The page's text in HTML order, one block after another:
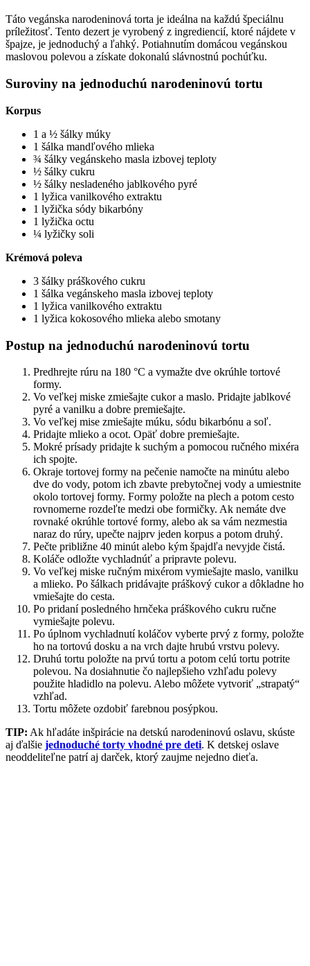
Táto vegánska narodeninová torta je ideálna na každú špeciálnu
príležitosť. Tento dezert je vyrobený z ingrediencií, ktoré nájdete v
špajze, je jednoduchý a ľahký. Potiahnutím domácou vegánskou
maslovou polevou a získate dokonalú slávnostnú pochúťku.
Suroviny na jednoduchú narodeninovú tortu
Korpus
1 a ½ šálky múky
1 šálka mandľového mlieka
¾ šálky vegánskeho masla izbovej teploty
½ šálky cukru
½ šálky nesladeného jablkového pyré
1 lyžica vanilkového extraktu
1 lyžička sódy bikarbóny
1 lyžička octu
¼ lyžičky soli
Krémová poleva
3 šálky práškového cukru
1 šálka vegánskeho masla izbovej teploty
1 lyžica vanilkového extraktu
1 lyžica kokosového mlieka alebo smotany
Postup na jednoduchú narodeninovú tortu
Predhrejte rúru na 180 °C a vymažte dve okrúhle tortové
formy.
Vo veľkej miske zmiešajte cukor a maslo. Pridajte jablkové
pyré a vanilku a dobre premiešajte.
Vo veľkej mise zmiešajte múku, sódu bikarbónu a soľ.
Pridajte mlieko a ocot. Opäť dobre premiešajte.
Mokré prísady pridajte k suchým a pomocou ručného mixéra
ich spojte.
Okraje tortovej formy na pečenie namočte na minútu alebo
dve do vody, potom ich zbavte prebytočnej vody a umiestnite
okolo tortovej formy. Formy položte na plech a potom cesto
rovnomerne rozdeľte medzi obe formičky. Ak nemáte dve
rovnaké okrúhle tortové formy, alebo ak sa vám nezmestia
naraz do rúry, upečte najprv jeden korpus a potom druhý.
Pečte približne 40 minút alebo kým špajdľa nevyjde čistá.
Koláče odložte vychladnúť a pripravte polevu.
Vo veľkej miske ručným mixérom vymiešajte maslo, vanilku
a mlieko. Po šálkach pridávajte práškový cukor a dôkladne ho
vmiešajte do cesta.
Po pridaní posledného hrnčeka práškového cukru ručne
vymiešajte polevu.
Po úplnom vychladnutí koláčov vyberte prvý z formy, položte
ho na tortovú dosku a na vrch dajte hrubú vrstvu polevy.
Druhú tortu položte na prvú tortu a potom celú tortu potrite
polevou. Na dosiahnutie čo najlepšieho vzhľadu polevy
použite hladidlo na polevu. Alebo môžete vytvoriť „strapatý“
vzhľad.
Tortu môžete ozdobiť farebnou posýpkou.
TIP: Ak hľadáte inšpirácie na detskú narodeninovú oslavu, skúste
aj ďalšie jednoduché torty vhodné pre deti. K detskej oslave
neoddeliteľne patrí aj darček, ktorý zaujme nejedno dieťa.